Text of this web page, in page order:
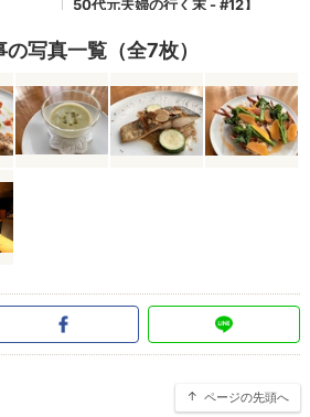
の写真一覧（全7枚）
ページの先頭へ